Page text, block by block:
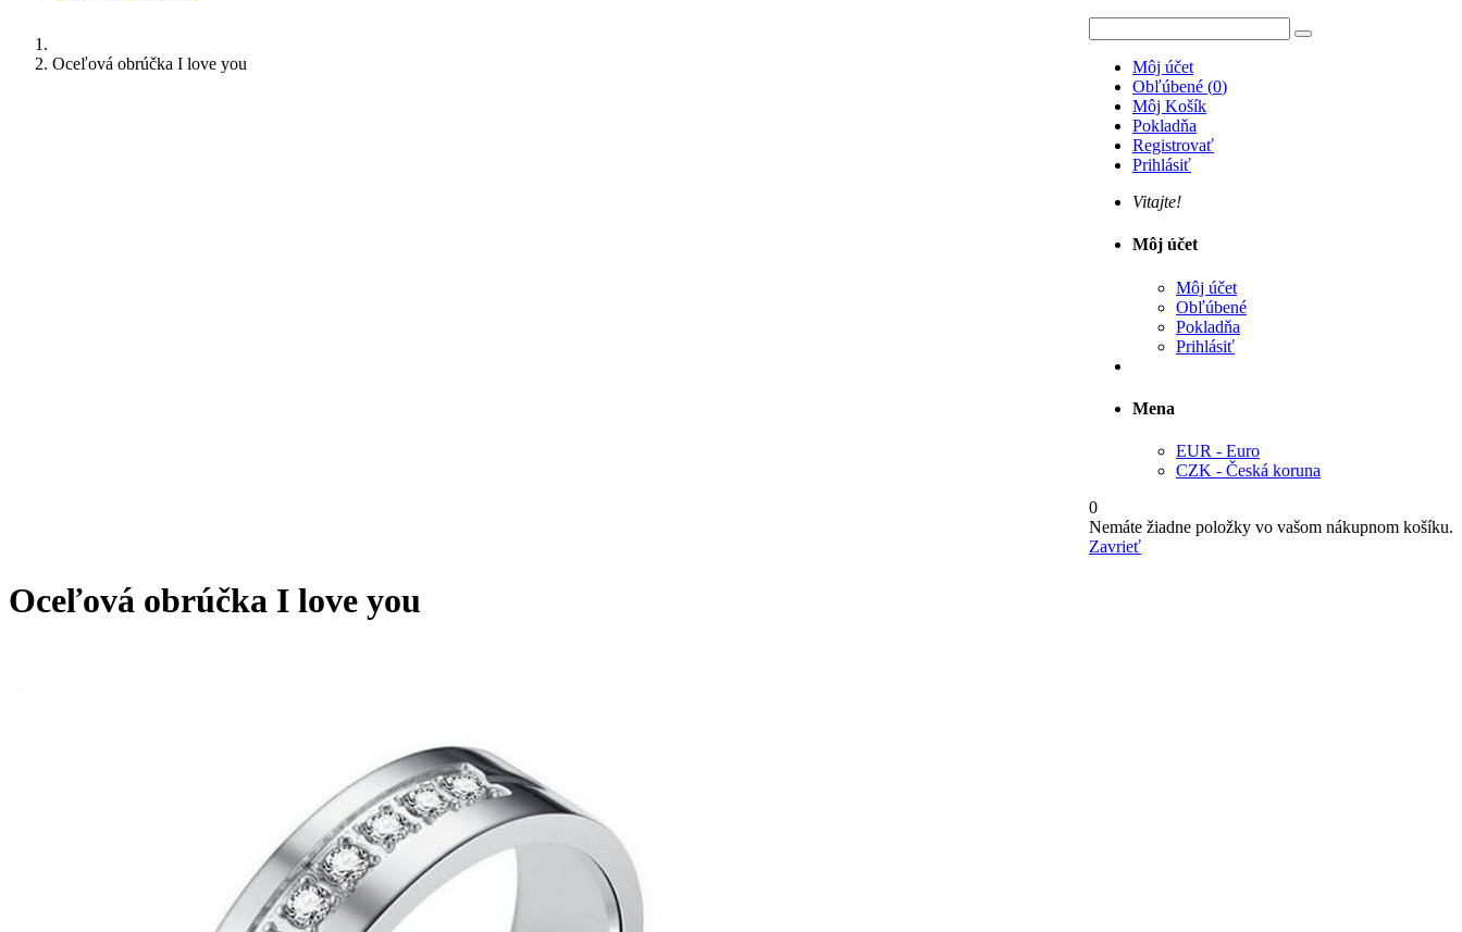
Môj účet
Obľúbené (0)
Môj Košík
Pokladňa
Registrovať
Prihlásiť
Vitajte!
Môj účet
Môj účet
Obľúbené
Pokladňa
Prihlásiť
Mena
EUR - Euro
CZK - Česká koruna
0
Nemáte žiadne položky vo vašom nákupnom košíku.
Zavrieť
Oceľová obrúčka I love you
Oceľová obrúčka I love you